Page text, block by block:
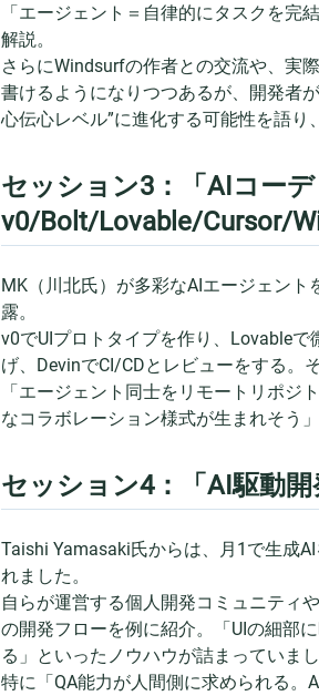
「エージェント＝自律的にタスクを完
解説。
さらにWindsurfの作者との交流や、実
書けるようになりつつあるが、開発者
心伝心レベル”に進化する可能性を語り
セッション3：「AIコー
v0/Bolt/Lovable/Cursor/
MK（川北氏）が多彩なAIエージェン
露。
v0でUIプロトタイプを作り、Lovable
げ、DevinでCI/CDとレビューをする。
「エージェント同士をリモートリポジ
なコラボレーション様式が生まれそう
セッション4：「AI駆動
Taishi Yamasaki氏からは、月1で生成
れました。
自らが運営する個人開発コミュニティ
の開発フローを例に紹介。「UIの細部
る」といったノウハウが詰まっていまし
特に「QA能力が人間側に求められる